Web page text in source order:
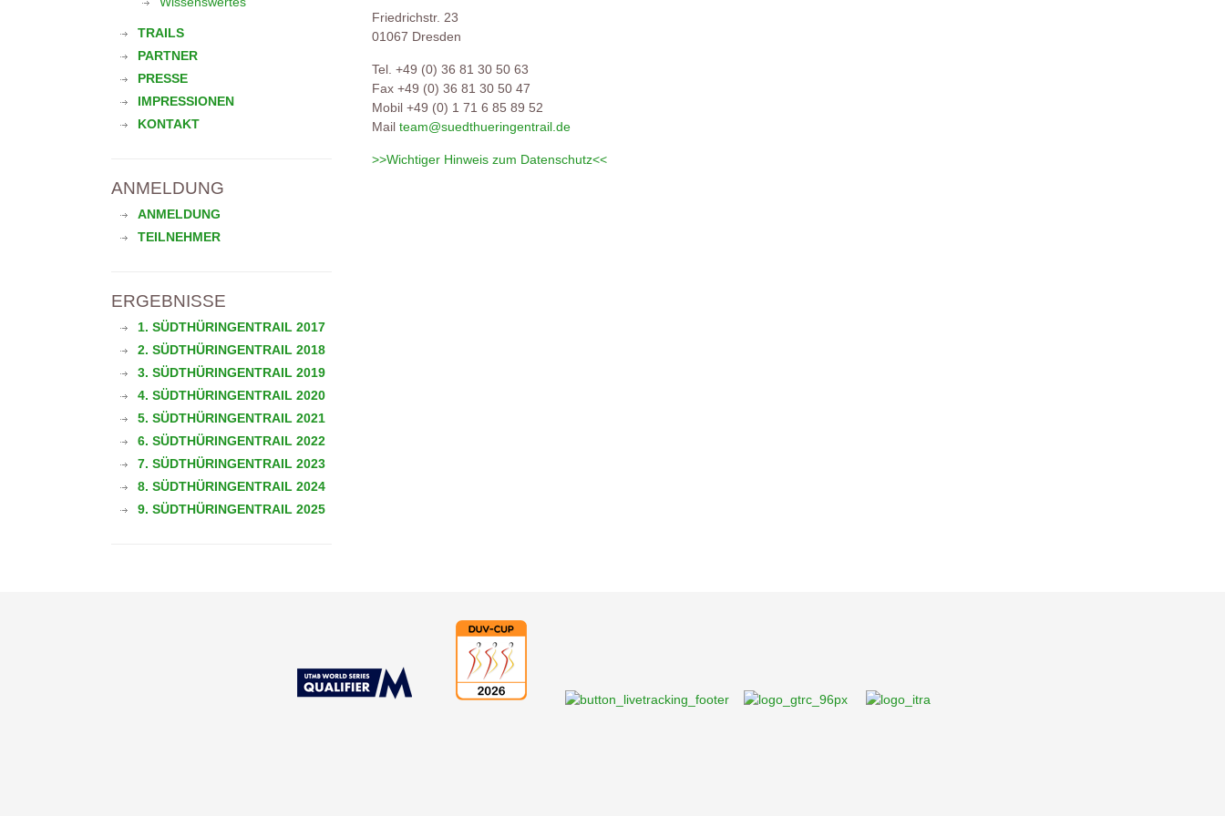
TRAILS
PARTNER
PRESSE
IMPRESSIONEN
KONTAKT
ANMELDUNG
ANMELDUNG
TEILNEHMER
ERGEBNISSE
1. SÜDTHÜRINGENTRAIL 2017
2. SÜDTHÜRINGENTRAIL 2018
3. SÜDTHÜRINGENTRAIL 2019
4. SÜDTHÜRINGENTRAIL 2020
5. SÜDTHÜRINGENTRAIL 2021
6. SÜDTHÜRINGENTRAIL 2022
7. SÜDTHÜRINGENTRAIL 2023
8. SÜDTHÜRINGENTRAIL 2024
9. SÜDTHÜRINGENTRAIL 2025
Friedrichstr. 23
01067 Dresden
Tel. +49 (0) 36 81 30 50 63
Fax +49 (0) 36 81 30 50 47
Mobil +49 (0) 1 71 6 85 89 52
Mail team@suedthueringentrail.de
>>Wichtiger Hinweis zum Datenschutz<<